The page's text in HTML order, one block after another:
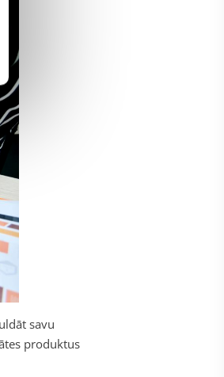
savu
produktus